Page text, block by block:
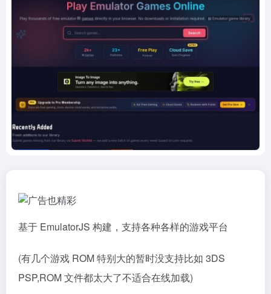
基于 EmulatorJS 构建，支持各种各样的游戏平台
(有几个游戏 ROM 特别大的暂时没支持比如 3DS
PSP,ROM 文件都太大了不适合在线加载)